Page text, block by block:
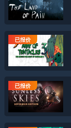
已报价
已报价